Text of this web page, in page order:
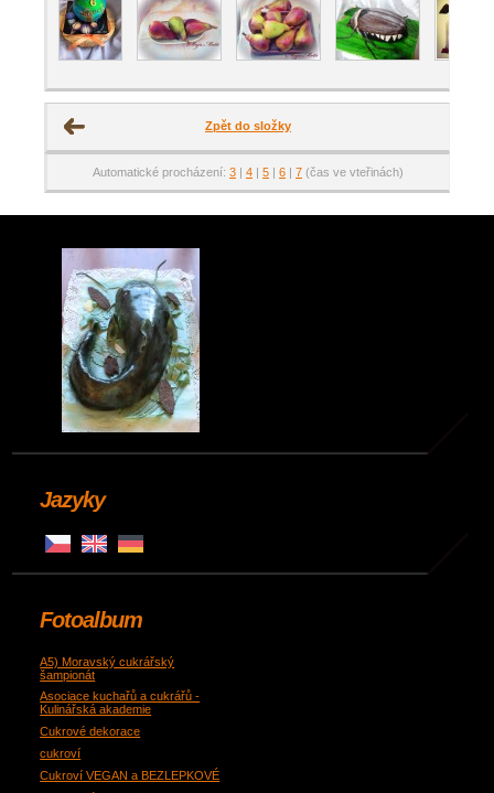
Zpět do složky
Automatické procházení: 3 | 4 | 5 | 6 | 7 (čas ve vteřinách)
Jazyky
Fotoalbum
A5) Moravský cukrářský
šampionát
Asociace kuchařů a cukrářů -
Kulinářská akademie
Cukrové dekorace
cukroví
Cukroví VEGAN a BEZLEPKOVÉ